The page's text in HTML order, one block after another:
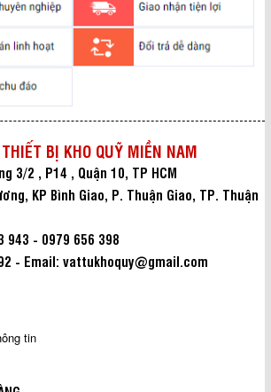
BỊ KHO QUỸ MIỀN NAM
3/2 , P14 , Quận 10, TP HCM
KP Bình Giao, P. Thuận Giao, TP. Thuận
943 - 0979 656 398
- Email: vattukhoquy@gmail.com
tin